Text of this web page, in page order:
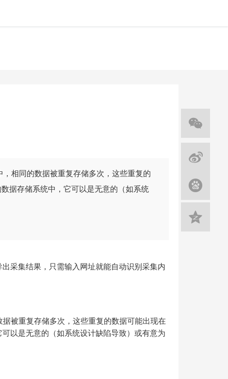
相同的数据被重复存储多次，这些重复的
据存储系统中，它可以是无意的（如系统
采集结果，只需输入网址就能自动识别采集内
被重复存储多次，这些重复的数据可能出现在
以是无意的（如系统设计缺陷导致）或有意为